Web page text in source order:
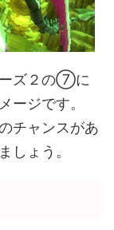
ーズ２の⑦に
ージです。
チャンスがあ
しょう。